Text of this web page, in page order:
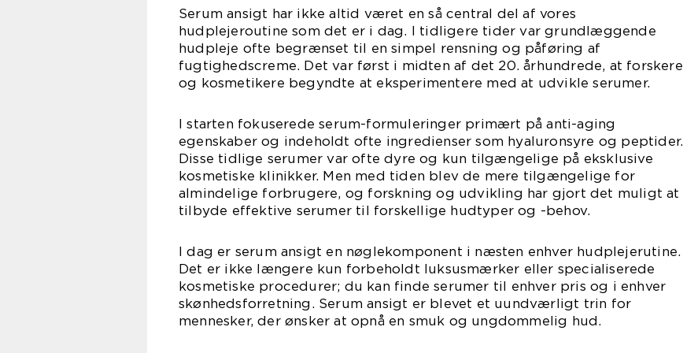
Serum ansigt har ikke altid været en så central del af vores
hudplejeroutine som det er i dag. I tidligere tider var grundlæggende
hudpleje ofte begrænset til en simpel rensning og påføring af
fugtighedscreme. Det var først i midten af det 20. århundrede, at forskere
og kosmetikere begyndte at eksperimentere med at udvikle serumer.
I starten fokuserede serum-formuleringer primært på anti-aging
egenskaber og indeholdt ofte ingredienser som hyaluronsyre og peptider.
Disse tidlige serumer var ofte dyre og kun tilgængelige på eksklusive
kosmetiske klinikker. Men med tiden blev de mere tilgængelige for
almindelige forbrugere, og forskning og udvikling har gjort det muligt at
tilbyde effektive serumer til forskellige hudtyper og -behov.
I dag er serum ansigt en nøglekomponent i næsten enhver hudplejerutine.
Det er ikke længere kun forbeholdt luksusmærker eller specialiserede
kosmetiske procedurer; du kan finde serumer til enhver pris og i enhver
skønhedsforretning. Serum ansigt er blevet et uundværligt trin for
mennesker, der ønsker at opnå en smuk og ungdommelig hud.